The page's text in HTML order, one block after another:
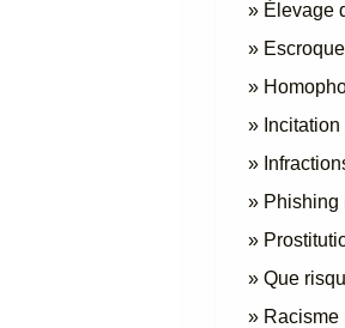
Élevage
Phishing
Que
Racisme